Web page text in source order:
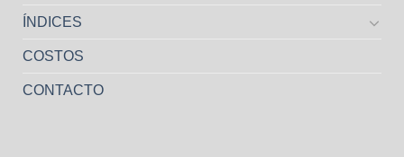
ÍNDICES
COSTOS
CONTACTO